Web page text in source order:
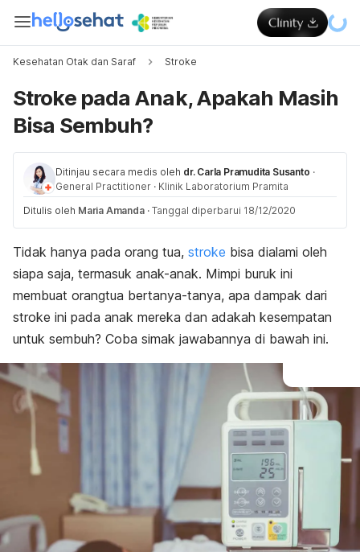
Kesehatan Otak dan Saraf Stroke
Stroke pada Anak, Apakah Masih
Bisa Sembuh?
Ditinjau secara medis oleh dr. Carla Pramudita Susanto ·
General Practitioner · Klinik Laboratorium Pramita
Ditulis oleh Maria Amanda · Tanggal diperbarui 18/12/2020
Tidak hanya pada orang tua, stroke bisa dialami oleh
siapa saja, termasuk anak-anak. Mimpi buruk ini
membuat orangtua bertanya-tanya, apa dampak dari
stroke ini pada anak mereka dan adakah kesempatan
untuk sembuh? Coba simak jawabannya di bawah ini.